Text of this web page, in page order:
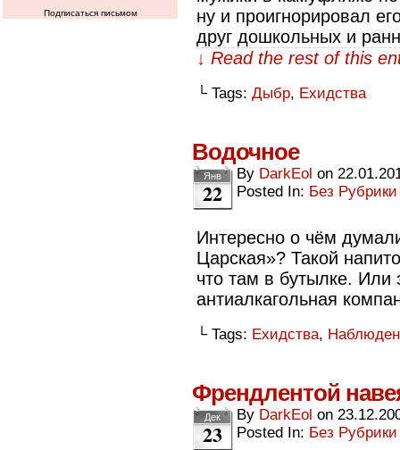
Подписаться письмом
ну и проигнорировал
друг дошкольных и
↓ Read the rest of this
└ Tags: Дыбр, Ехидства
Водочное
Янв
22
By DarkEol on
Posted In: Без Рубрики
Интересно о чём
Царская»? Такой
что там в бутылке. Или
антиалкагольная
└ Tags: Ехидства,
Френдлентой
Дек
23
By DarkEol on
Posted In: Без Рубрики